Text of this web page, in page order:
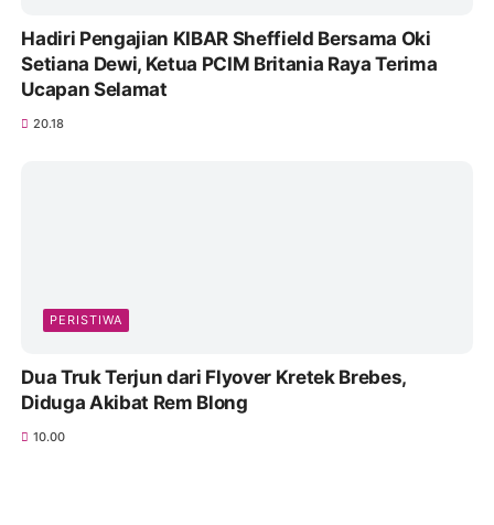
Hadiri Pengajian KIBAR Sheffield Bersama Oki
Setiana Dewi, Ketua PCIM Britania Raya Terima
Ucapan Selamat
20.18
PERISTIWA
Dua Truk Terjun dari Flyover Kretek Brebes,
Diduga Akibat Rem Blong
10.00